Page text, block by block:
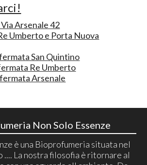
Arsenale 42
Umberto e Porta Nuova
San Quintino
Re Umberto
Arsenale
Non Solo Essenze
è una Bioprofumeria situata nel
.... La nostra filosofia è ritornare al